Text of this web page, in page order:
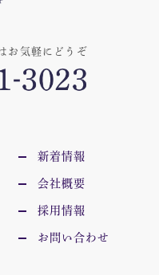
お気軽にどうぞ
新着情報
会社概要
採用情報
お問い合わせ